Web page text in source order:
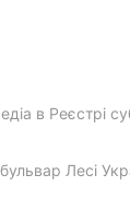
в Реєстрі
Лесі